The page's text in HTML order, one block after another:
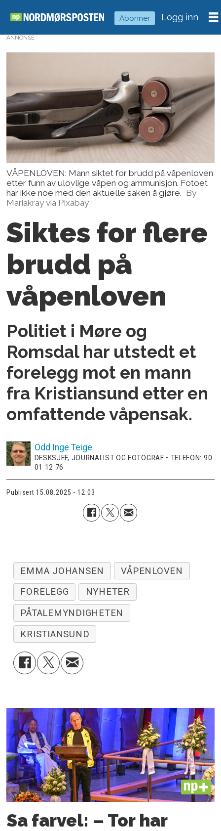
Abonner Logg inn
ANNONSE
VÅPENLOVEN: Mann siktet for brudd på våpenloven
etter funn av ulovlige våpen og ammunisjon. Fotoet
har ikke noe med den aktuelle saken å gjøre. By
Mariakray via Pixabay
Siktes for flere
brudd på
våpenloven
Politiet i Møre og
Romsdal har utstedt et
forelegg mot en mann
fra Kristiansund etter en
omfattende våpensak.
Odd Inge Teige
DESKSJEF, JOURNALIST OG FOTOGRAF • TELEFON: 90
01 12 76
Publisert 15.08.2025 - 12:03
EMMA JOHANSEN
VÅPENLOVEN
FORELEGG
NYHETER
PÅTALEMYNDIGHETEN
KRISTIANSUND
PLUS
Sa farvel: – Tor har